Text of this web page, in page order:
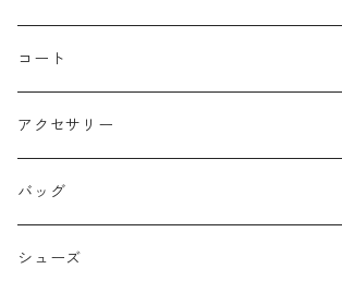
バルーン
コート
アクセサリー
ネックレス
バングル
バッグ
本革
シューズ